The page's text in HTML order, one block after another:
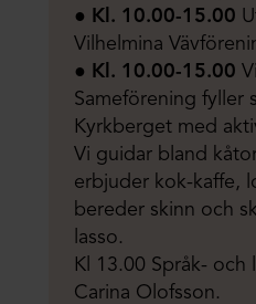
●
Kl. 10.00-15.00
Vilhelmina
●
Kl. 10.00-15.00
Sameförening fyller
Kyrkberget med
Vi guidar bland
erbjuder kok-kaffe,
bereder skinn och
lasso.
Kl 13.00 Språk-
Carina Olofsson.